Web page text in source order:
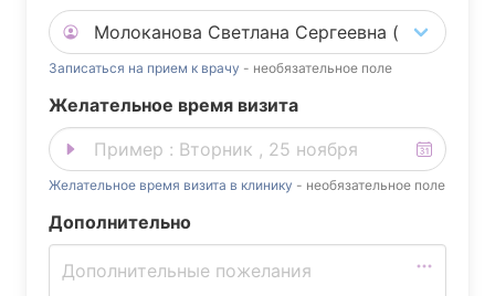
Записаться на прием к врачу - необязательное поле
Желательное время визита
Желательное время визита в клинику - необязательное поле
Дополнительно